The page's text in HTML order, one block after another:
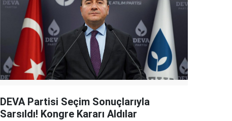
DEVA Partisi Seçim Sonuçlarıyla
Sarsıldı! Kongre Kararı Aldılar